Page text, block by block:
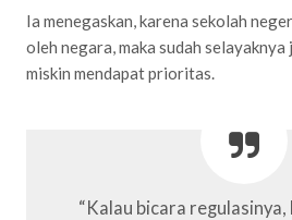
Ia menegaskan, karena sekolah
oleh negara, maka sudah
miskin mendapat prioritas.
“Kalau bicara regulasinya,